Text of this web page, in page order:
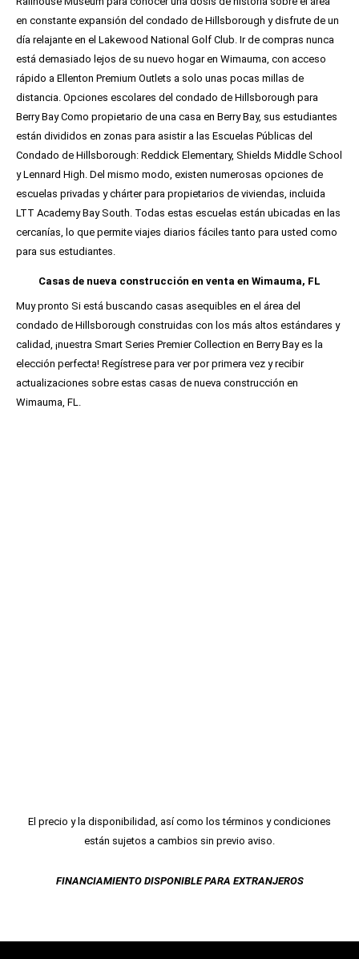
en constante expansión del condado de Hillsborough y disfrute de un
día relajante en el Lakewood National Golf Club. Ir de compras nunca
está demasiado lejos de su nuevo hogar en Wimauma, con acceso
rápido a Ellenton Premium Outlets a solo unas pocas millas de
distancia. Opciones escolares del condado de Hillsborough para
Berry Bay Como propietario de una casa en Berry Bay, sus estudiantes
están divididos en zonas para asistir a las Escuelas Públicas del
Condado de Hillsborough: Reddick Elementary, Shields Middle School
y Lennard High. Del mismo modo, existen numerosas opciones de
escuelas privadas y chárter para propietarios de viviendas, incluida
LTT Academy Bay South. Todas estas escuelas están ubicadas en las
cercanías, lo que permite viajes diarios fáciles tanto para usted como
para sus estudiantes.
Casas de nueva construcción en venta en Wimauma, FL
Muy pronto Si está buscando casas asequibles en el área del
condado de Hillsborough construidas con los más altos estándares y
calidad, ¡nuestra Smart Series Premier Collection en Berry Bay es la
elección perfecta! Regístrese para ver por primera vez y recibir
actualizaciones sobre estas casas de nueva construcción en
Wimauma, FL.
El precio y la disponibilidad, así como los términos y condiciones
están sujetos a cambios sin previo aviso.
FINANCIAMIENTO DISPONIBLE PARA EXTRANJEROS